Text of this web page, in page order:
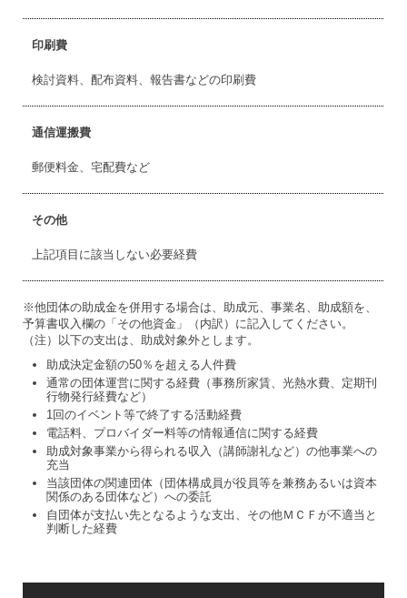
印刷費
検討資料、配布資料、報告書などの印刷費
通信運搬費
郵便料金、宅配費など
その他
上記項目に該当しない必要経費
※他団体の助成金を併用する場合は、助成元、事業名、助成額を、
予算書収入欄の「その他資金」（内訳）に記入してください。
（注）以下の支出は、助成対象外とします。
助成決定金額の50％を超える人件費
通常の団体運営に関する経費（事務所家賃、光熱水費、定期刊
行物発行経費など）
1回のイベント等で終了する活動経費
電話料、プロバイダー料等の情報通信に関する経費
助成対象事業から得られる収入（講師謝礼など）の他事業への
充当
当該団体の関連団体（団体構成員が役員等を兼務あるいは資本
関係のある団体など）への委託
自団体が支払い先となるような支出、その他ＭＣＦが不適当と
判断した経費